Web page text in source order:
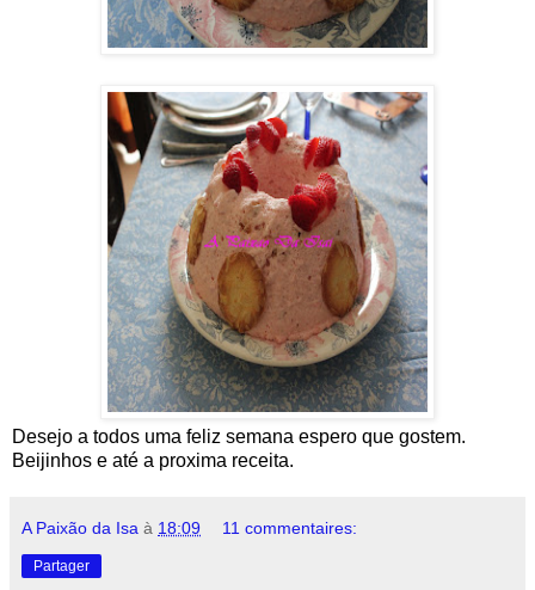
Desejo a todos uma feliz semana espero que gostem.
Beijinhos e até a proxima receita.
A Paixão da Isa à 18:09 11 commentaires:
Partager